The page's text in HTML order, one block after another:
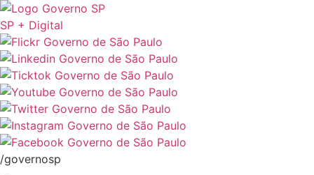
SP + Digital
/governosp